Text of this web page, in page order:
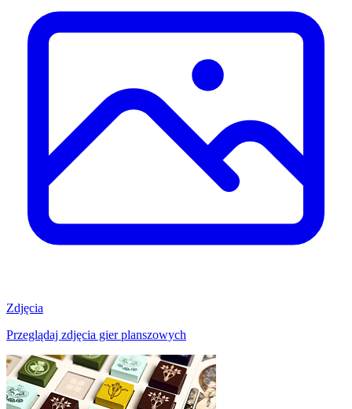
Zdjęcia
Przeglądaj zdjęcia gier planszowych